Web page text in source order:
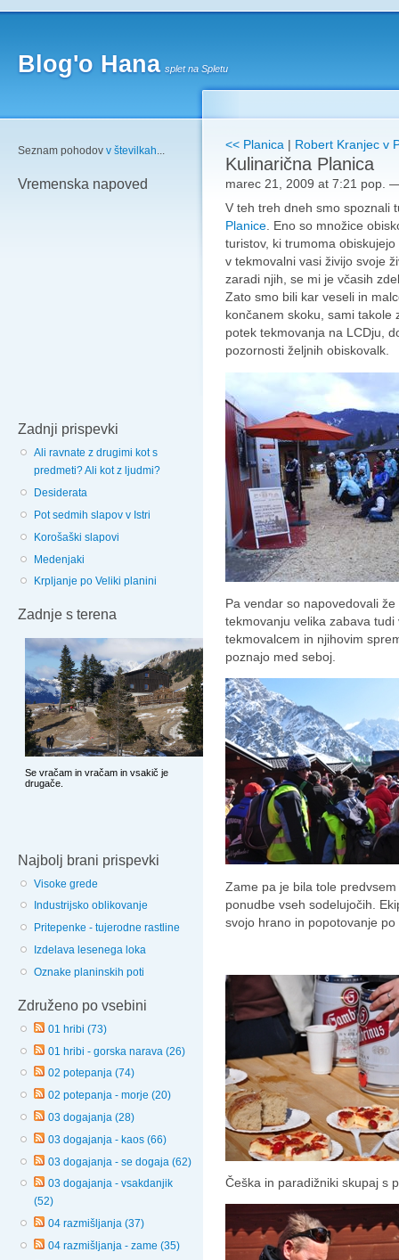
Blog'o Hana splet na Spletu
Seznam pohodov v številkah...
Vremenska napoved
Zadnji prispevki
Ali ravnate z drugimi kot s
predmeti? Ali kot z ljudmi?
Desiderata
Pot sedmih slapov v Istri
Korošaški slapovi
Medenjaki
Krpljanje po Veliki planini
Zadnje s terena
Najbolj brani prispevki
Visoke grede
Industrijsko oblikovanje
Pritepenke - tujerodne rastline
Izdelava lesenega loka
Oznake planinskih poti
Združeno po vsebini
01 hribi (73)
01 hribi - gorska narava (26)
02 potepanja (74)
02 potepanja - morje (20)
03 dogajanja (28)
03 dogajanja - kaos (66)
03 dogajanja - se dogaja (62)
03 dogajanja - vsakdanjik
(52)
04 razmišljanja (37)
04 razmišljanja - zame (35)
<< Planica | Robert Kranjec v
Kulinarična Planica
marec 21, 2009 at 7:21 pop.
V teh treh dneh smo spoznali
Planice . Eno so množice
turistov, ki trumoma
v tekmovalni vasi živijo svoje
zaradi njih, se mi je včasih
Zato smo bili kar veseli in
končanem skoku, sami takole
potek tekmovanja na LCDju,
pozornosti željnih obiskovalk.
Pa vendar so napovedovali
tekmovanju velika zabava
tekmovalcem in njihovim
poznajo med seboj.
Zame pa je bila tole
ponudbe vseh sodelujočih.
svojo hrano in popotovanje
Češka in paradižniki skupaj s